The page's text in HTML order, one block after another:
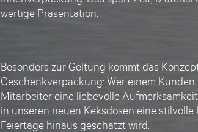
wertige Präsentation.
Besonders zur Geltung kommt das
Geschenkverpackung: Wer einem
Mitarbeiter eine liebevolle
in unseren neuen Keksdosen eine stilvolle
Feiertage hinaus geschätzt wird.